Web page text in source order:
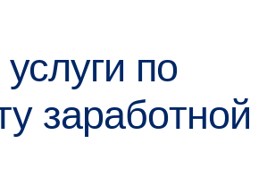
по
заработной